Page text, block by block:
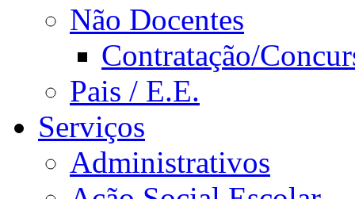
Não Docentes
Contratação/
Pais / E.E.
Serviços
Administrativos